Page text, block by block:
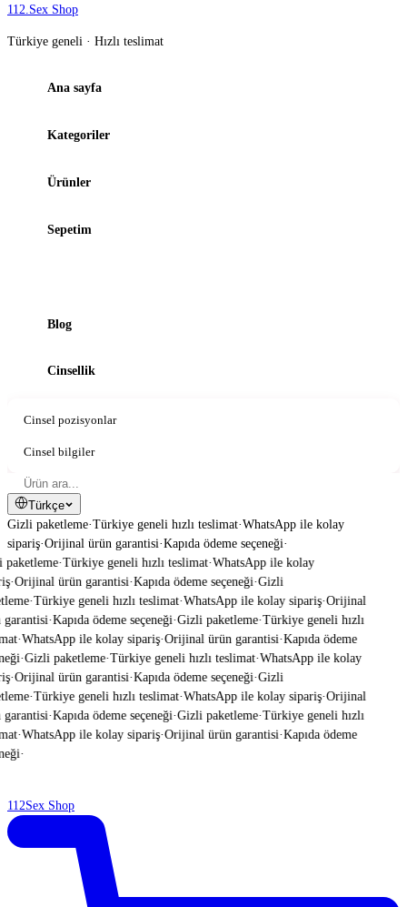
112.Sex Shop
Türkiye geneli · Hızlı teslimat
Ana sayfa
Kategoriler
Ürünler
Sepetim
Blog
Cinsellik
Cinsel pozisyonlar
Cinsel bilgiler
Türkçe
Gizli paketleme·Türkiye geneli hızlı teslimat·WhatsApp ile kolay
sipariş·Orijinal ürün garantisi·Kapıda ödeme seçeneği·
·Türkiye geneli hızlı teslimat·WhatsApp ile kolay
·Orijinal ürün garantisi·Kapıda ödeme seçeneği·Gizli
·Türkiye geneli hızlı teslimat·WhatsApp ile kolay sipariş·Orijinal
·Kapıda ödeme seçeneği·Gizli paketleme·Türkiye geneli hızlı
·WhatsApp ile kolay sipariş·Orijinal ürün garantisi·Kapıda ödeme
·Gizli paketleme·Türkiye geneli hızlı teslimat·WhatsApp ile kolay
·Orijinal ürün garantisi·Kapıda ödeme seçeneği·Gizli
·Türkiye geneli hızlı teslimat·WhatsApp ile kolay sipariş·Orijinal
·Kapıda ödeme seçeneği·Gizli paketleme·Türkiye geneli hızlı
·WhatsApp ile kolay sipariş·Orijinal ürün garantisi·Kapıda ödeme
·
112Sex Shop